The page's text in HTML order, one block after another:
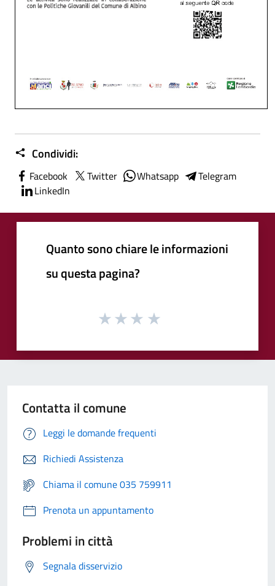
Condividi:
Facebook Twitter Whatsapp
Telegram
LinkedIn
Quanto sono chiare le informazioni
su questa pagina?
Contatta il comune
Leggi le domande frequenti
Richiedi Assistenza
Chiama il comune 035 759911
Prenota un appuntamento
Problemi in città
Segnala disservizio